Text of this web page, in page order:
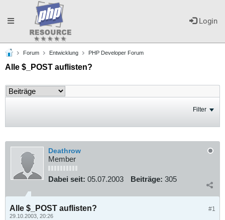
Login
Toggle
navigation
Forum Entwicklung PHP Developer Forum
Alle $_POST auflisten?
Filter
Deathrow
Member
Dabei seit: 05.07.2003 Beiträge: 305
#1
Alle $_POST auflisten?
29.10.2003, 20:26